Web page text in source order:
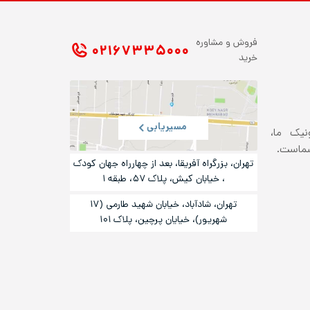
ما،
فروش و مشاوره
خرید
۰۲۱ ۶۷۳۳۵۰۰۰
مسیریابی
تهران، بزرگراه آفریقا، بعد از چهارراه جهان کودک
، خیابان کیش، پلاک ۵۷، طبقه ۱
تهران، شادآباد، خیابان شهید طارمی (۱۷
شهریور)، خیایان پرچین، پلاک ۱۰۱